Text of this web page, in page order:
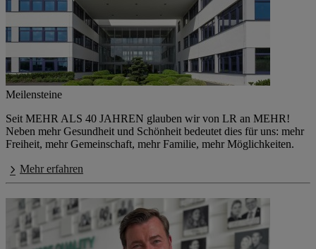
Meilensteine
Seit MEHR ALS 40 JAHREN glauben wir von LR an MEHR!
Neben mehr Gesundheit und Schönheit bedeutet dies für uns: mehr
Freiheit, mehr Gemeinschaft, mehr Familie, mehr Möglichkeiten.
Mehr erfahren